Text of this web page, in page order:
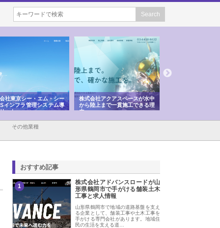
社東京シー・エム・シー
インフラ管理システム導
ット
株式会社アクアスペースが水中
から陸上まで一貫施工できる理
由
その他業種
おすすめ記事
1
株式会社アドバンスロードが山
形県鶴岡市で手がける舗装土木
工事と求人情報
山形県鶴岡市で地域の道路基盤を支え
る企業として、舗装工事や土木工事を
手がける専門会社があります。地域住
民の生活を支える道…